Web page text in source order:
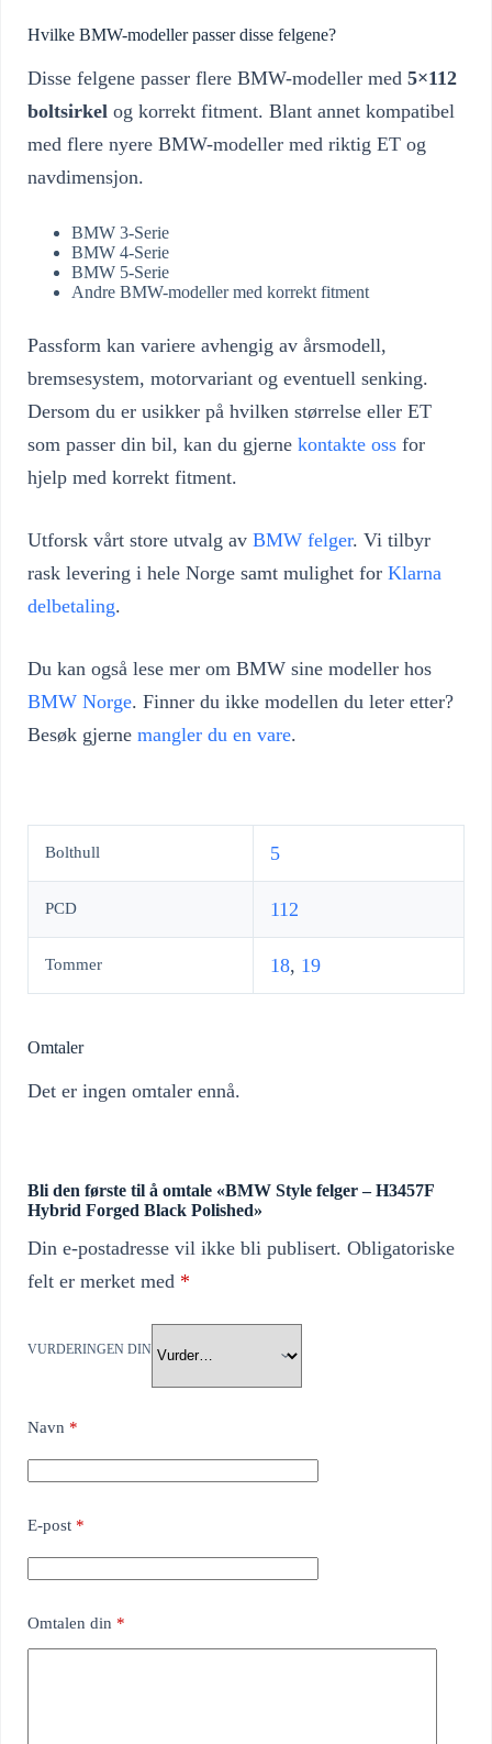
Hvilke BMW-modeller passer disse felgene?
Disse felgene passer flere BMW-modeller med 5×112
boltsirkel og korrekt fitment. Blant annet kompatibel
med flere nyere BMW-modeller med riktig ET og
navdimensjon.
BMW 3-Serie
BMW 4-Serie
BMW 5-Serie
Andre BMW-modeller med korrekt fitment
Passform kan variere avhengig av årsmodell,
bremsesystem, motorvariant og eventuell senking.
Dersom du er usikker på hvilken størrelse eller ET
som passer din bil, kan du gjerne kontakte oss for
hjelp med korrekt fitment.
Utforsk vårt store utvalg av BMW felger. Vi tilbyr
rask levering i hele Norge samt mulighet for Klarna
delbetaling.
Du kan også lese mer om BMW sine modeller hos
BMW Norge. Finner du ikke modellen du leter etter?
Besøk gjerne mangler du en vare.
Bolthull 5
PCD 112
Tommer 18, 19
Omtaler
Det er ingen omtaler ennå.
Bli den første til å omtale «BMW Style felger – H3457F
Hybrid Forged Black Polished»
Din e-postadresse vil ikke bli publisert. Obligatoriske
felt er merket med *
VURDERINGEN DIN
Navn *
E-post *
Omtalen din *